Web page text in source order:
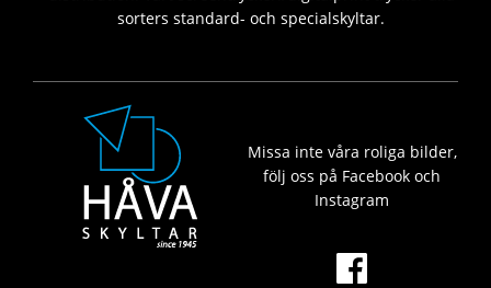
sorters standard- och specialskyltar.
Missa inte våra roliga bilder,
följ oss på Facebook och
Instagram